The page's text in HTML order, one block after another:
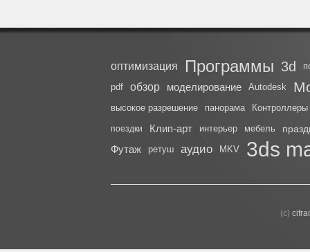
оптимизация Программы 3d
pdf
обзор моделирование Autodesk
высокое разрешение панорама Контроллеры
поездки Клип-арт интерьер мебель
Футаж ретуш аудио MKV 3ds
(с)